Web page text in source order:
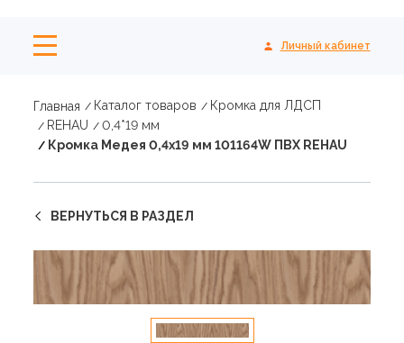
Личный кабинет
Главная Каталог товаров
Кромка для ЛДСП
REHAU
0,4*19 мм
Кромка Медея 0,4х19 мм 101164W ПВХ REHAU
ВЕРНУТЬСЯ В РАЗДЕЛ